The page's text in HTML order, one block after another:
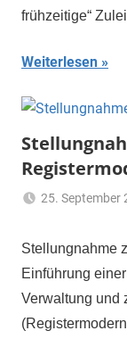
frühzeitige“
Weiterlesen
25. September
Stellungnahme
Einführung
Verwaltung und